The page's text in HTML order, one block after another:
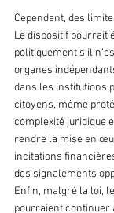
Cependant, des
Le dispositif
politiquement s’il
organes
dans les institutions
citoyens, même
complexité juridique
rendre la mise en
incitations
des signalements
Enfin, malgré la loi,
pourraient continuer